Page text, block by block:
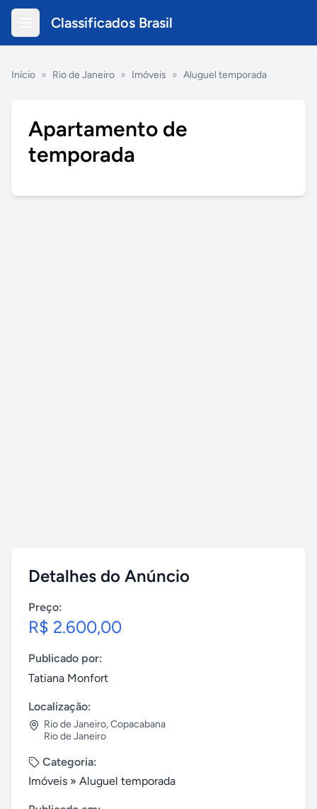
Classificados Brasil
Início » Rio de Janeiro » Imóveis » Aluguel temporada
Apartamento de
temporada
Detalhes do Anúncio
Preço:
R$ 2.600,00
Publicado por:
Tatiana Monfort
Localização:
Rio de Janeiro,Copacabana
Rio de Janeiro
Categoria:
Imóveis » Aluguel temporada